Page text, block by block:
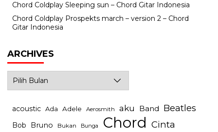
Chord Coldplay Sleeping sun – Chord Gitar Indonesia
Chord Coldplay Prospekts march – version 2 – Chord
Gitar Indonesia
ARCHIVES
acoustic Ada Adele Aerosmith aku Band Beatles
Bob Bruno Bukan Bunga Chord Cinta